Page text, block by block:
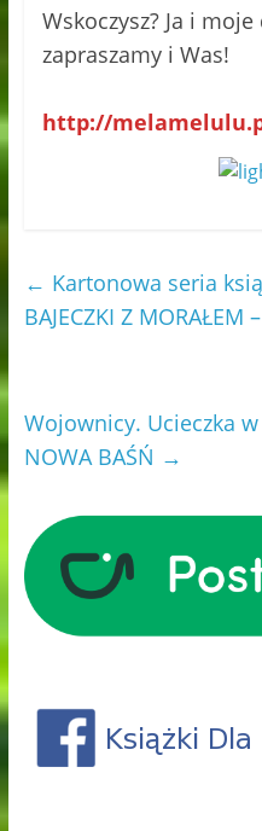
Wskoczysz? Ja i
zapraszamy i Was!
http://
← Kartonowa seria
BAJECZKI Z
Wojownicy. Ucieczka
NOWA BAŚŃ →